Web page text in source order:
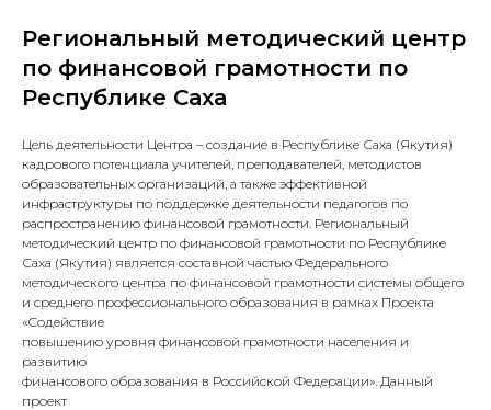
Региональный методический центр
по финансовой грамотности по
Республике Саха
Цель деятельности Центра – создание в Республике Саха (Якутия)
кадрового потенциала учителей, преподавателей, методистов
образовательных организаций, а также эффективной
инфраструктуры по поддержке деятельности педагогов по
распространению финансовой грамотности. Региональный
методический центр по финансовой грамотности по Республике
Саха (Якутия) является составной частью Федерального
методического центра по финансовой грамотности системы общего
и среднего профессионального образования в рамках Проекта
«Содействие
повышению уровня финансовой грамотности населения и
развитию
финансового образования в Российской Федерации». Данный
проект